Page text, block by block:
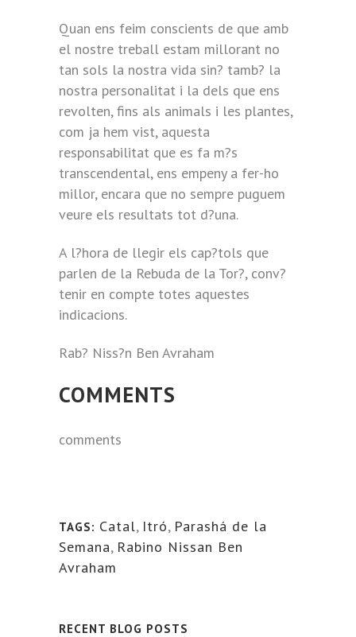
Quan ens feim conscients de que amb
el nostre treball estam millorant no
tan sols la nostra vida sin? tamb? la
nostra personalitat i la dels que ens
revolten, fins als animals i les plantes,
com ja hem vist, aquesta
responsabilitat que es fa m?s
transcendental, ens empeny a fer-ho
millor, encara que no sempre puguem
veure els resultats tot d?una.
A l?hora de llegir els cap?tols que
parlen de la Rebuda de la Tor?, conv?
tenir en compte totes aquestes
indicacions.
Rab? Niss?n Ben Avraham
COMMENTS
comments
TAGS: Catal, Itró, Parashá de la
Semana, Rabino Nissan Ben
Avraham
RECENT BLOG POSTS